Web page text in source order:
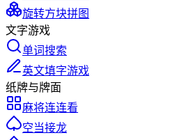
旋转方块拼图
文字游戏
单词搜索
英文填字游戏
纸牌与牌面
麻将连连看
空当接龙